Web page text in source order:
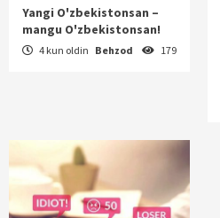
Yangi O'zbekistonsan –
mangu O'zbekistonsan!
4 kun oldin Behzod 179